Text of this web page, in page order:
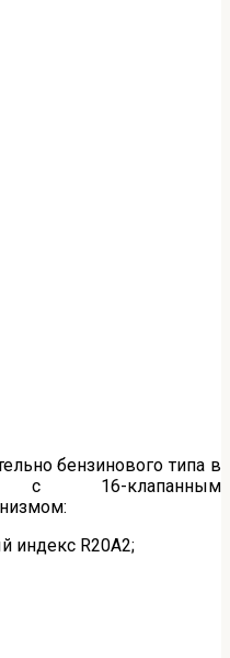
бензинового типа в
с 16-клапанным
индекс R20A2;